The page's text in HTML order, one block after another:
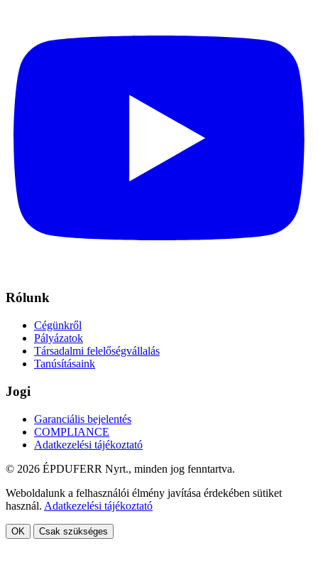
Rólunk
Cégünkről
Pályázatok
Társadalmi felelőségvállalás
Tanúsításaink
Jogi
Garanciális bejelentés
COMPLIANCE
Adatkezelési tájékoztató
© 2026 ÉPDUFERR Nyrt., minden jog fenntartva.
Weboldalunk a felhasználói élmény javítása érdekében sütiket
használ. Adatkezelési tájékoztató
OK Csak szükséges